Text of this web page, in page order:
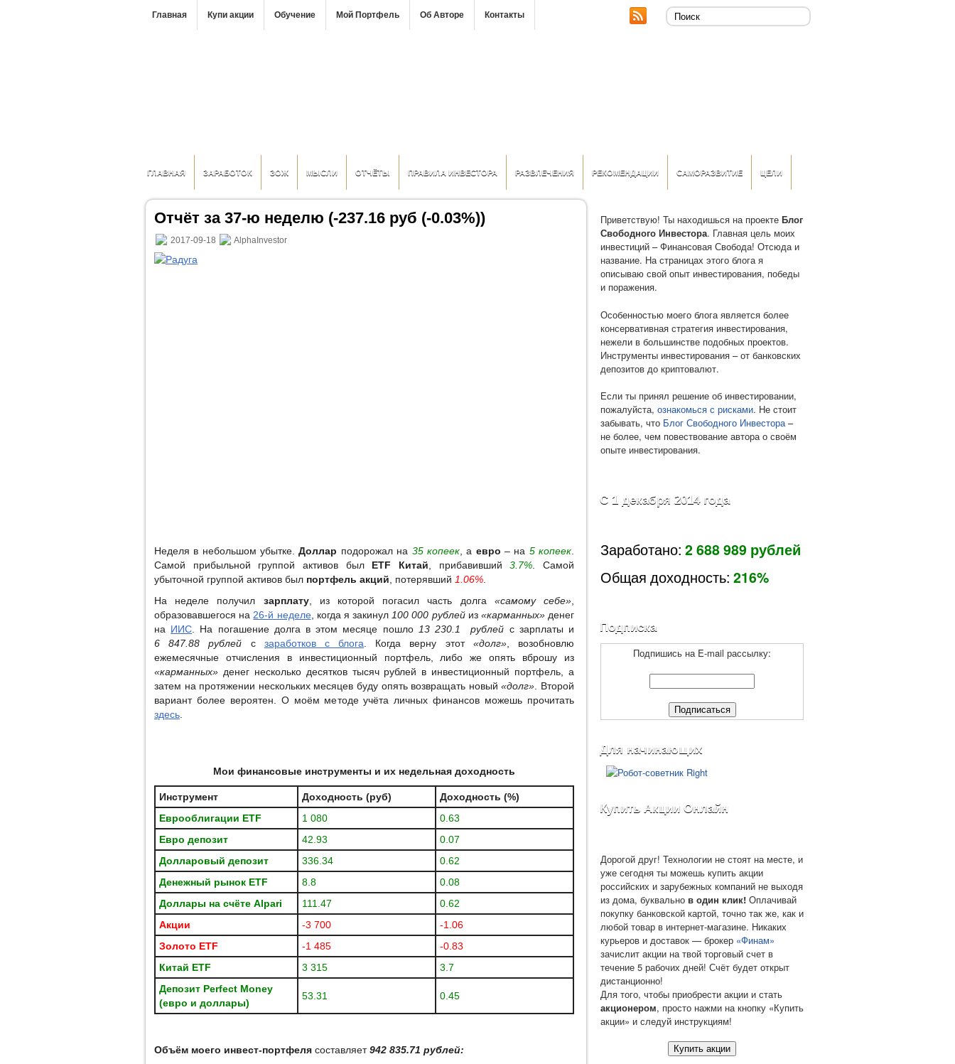
Главная Купи акции Обучение Мой Портфель Об Авторе Контакты
ГЛАВНАЯ ЗАРАБОТОК ЗОЖ МЫСЛИ ОТЧЁТЫ ПРАВИЛА ИНВЕСТОРА РАЗВЛЕЧЕНИЯ РЕКОМЕНДАЦИИ САМОРАЗВИТИЕ ЦЕЛИ
Отчёт за 37-ю неделю (-237.16 руб (-0.03%))
2017-09-18 AlphaInvestor
Неделя в небольшом убытке.Доллар подорожал на 35 копеек, а евро – на 5 копеек
Самой прибыльной группой активов был ETF Китай , прибавивший3.7% . Самой
убыточной группой активов был портфель акций , потерявший 1.06%
На неделе получил зарплату, из которой погасил часть долга «самому себе»
образовавшегося на 26-й неделе, когда я закинул 100 000 рублейиз «карманных»денег
на ИИС . На погашение долга в этом месяце пошло 13 230.1 рублей с зарплаты и
6 847.88 рублей с заработков с блога . Когда верну этот «долг», возобновлю
ежемесячные отчисления в инвестиционный портфель, либо же опять вброшу из
«карманных» денег несколько десятков тысяч рублей в инвестиционный портфель, а
затем на протяжении нескольких месяцев буду опять возвращать новый«долг» . Второй
вариант более вероятен. О моём методе учёта личных финансов можешь прочитать
здесь
Мои финансовые инструменты и их недельная доходность
Инструмент Доходность (руб)
Доходность (%)
Еврооблигации ETF 1 080
0.63
Евро депозит
42.93
0.07
Долларовый депозит
336.34
0.62
Денежный рынок ETF 8.8
0.08
Доллары на счёте Alpari 111.47
0.62
Акции
-3 700
-1.06
Золото ETF
-1 485
-0.83
Китай ETF
3 315
3.7
Депозит Perfect Money
(евро и доллары)
53.31 0.45
Объём моего инвест-портфеля составляет942 835.71 рублей:
Приветствую! Ты находишься на проекте Блог
Свободного Инвестора. Главная цель моих
инвестиций – Финансовая Свобода! Отсюда и
название. На страницах этого блога я
описываю свой опыт инвестирования, победы
и поражения.
Особенностью моего блога является более
консервативная стратегия инвестирования,
нежели в большинстве подобных проектов.
Инструменты инвестирования – от банковских
депозитов до криптовалют.
Если ты принял решение об инвестировании,
пожалуйста, ознакомься с рисками. Не стоит
забывать, что Блог Свободного Инвестора–
не более, чем повествование автора о своём
опыте инвестирования.
С 1 декабря 2014 года
Заработано: 2 688 989 рублей
Общая доходность: 216%
Подписка
Подпишись на E-mail рассылку:
Для начинающих
Купить Акции Онлайн
Дорогой друг! Технологии не стоят на месте, и
уже сегодня ты можешь купить акции
российских и зарубежных компаний не выходя
из дома, буквально в один клик! Оплачивай
покупку банковской картой, точно так же, как и
любой товар в интернет-магазине. Никаких
курьеров и доставок — брокер «Финам»
зачислит акции на твой торговый счет в
течение 5 рабочих дней! Счёт будет открыт
дистанционно!
Для того, чтобы приобрести акции и стать
акционером, просто нажми на кнопку «Купить
акции» и следуй инструкциям!
Купить акции